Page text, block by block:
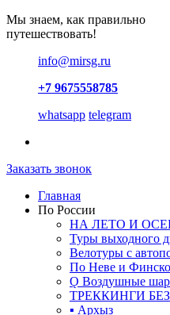
Мы знаем, как правильно
путешествовать!
info@mirsg.ru
+7 9675558785
whatsapp telegram
Заказать звонок
Главная
По России
НА ЛЕТО И
Туры выходного
Велотуры с
По Неве и
Ǫ Воздушные
ТРЕККИНГИ
▪ Архыз